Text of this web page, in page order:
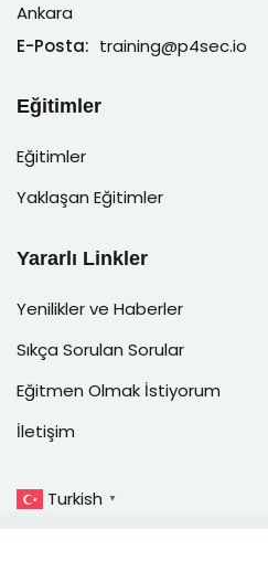
Turkish ▼
Ankara
E-Posta: training@p4sec.io
Eğitimler
Eğitimler
Yaklaşan Eğitimler
Yararlı Linkler
Yenilikler ve Haberler
Sıkça Sorulan Sorular
Eğitmen Olmak İstiyorum
İletişim